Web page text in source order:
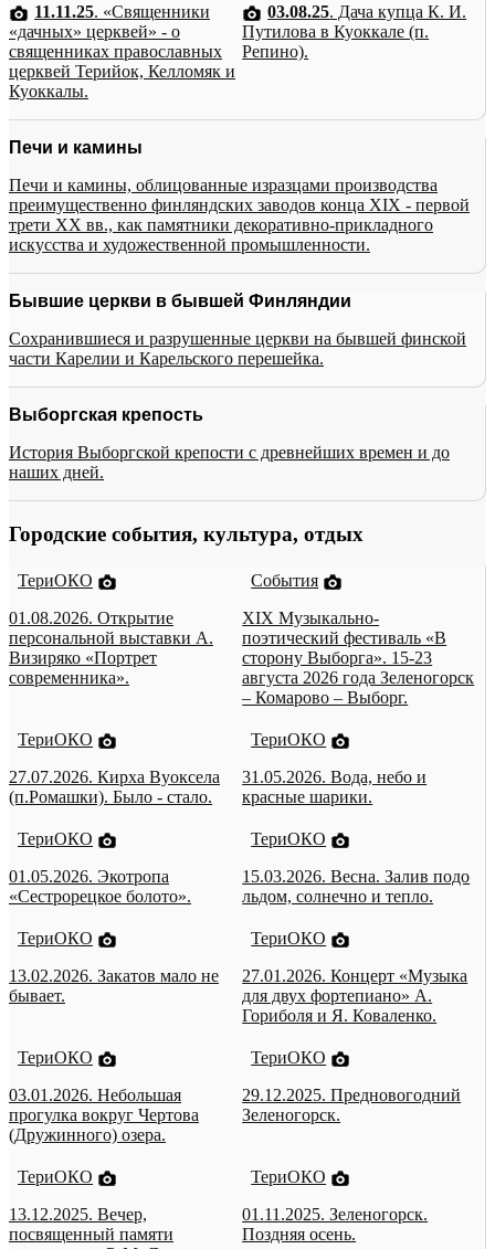
11.11.25. «Священники
«дачных» церквей» - о
священниках православных
церквей Терийок, Келломяк и
Куоккалы.
03.08.25. Дача купца К. И.
Путилова в Куоккале (п.
Репино).
Печи и камины
Печи и камины, облицованные изразцами производства
преимущественно финляндских заводов конца XIX - первой
трети XX вв., как памятники декоративно-прикладного
искусства и художественной промышленности.
Бывшие церкви в бывшей Финляндии
Сохранившиеся и разрушенные церкви на бывшей финской
части Карелии и Карельского перешейка.
Выборгская крепость
История Выборгской крепости с древнейших времен и до
наших дней.
Городские события, культура, отдых
ТериОКО
01.08.2026. Открытие
персональной выставки А.
Визиряко «Портрет
современника».
События
XIX Музыкально-
поэтический фестиваль «В
сторону Выборга». 15-23
августа 2026 года Зеленогорск
– Комарово – Выборг.
ТериОКО
27.07.2026. Кирха Вуоксела
(п.Ромашки). Было - стало.
ТериОКО
31.05.2026. Вода, небо и
красные шарики.
ТериОКО
01.05.2026. Экотропа
«Сестрорецкое болото».
ТериОКО
15.03.2026. Весна. Залив подо
льдом, солнечно и тепло.
ТериОКО
13.02.2026. Закатов мало не
бывает.
ТериОКО
27.01.2026. Концерт «Музыка
для двух фортепиано» А.
Гориболя и Я. Коваленко.
ТериОКО
03.01.2026. Небольшая
прогулка вокруг Чертова
(Дружинного) озера.
ТериОКО
29.12.2025. Предновогодний
Зеленогорск.
ТериОКО
13.12.2025. Вечер,
посвященный памяти
ТериОКО
01.11.2025. Зеленогорск.
Поздняя осень.